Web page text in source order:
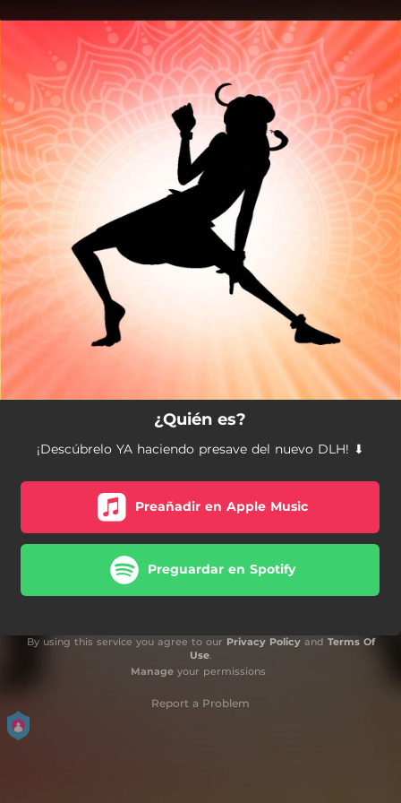
You're all set!
¿Quién es?
¡Descúbrelo YA haciendo presave del nuevo DLH! ⬇
Preañadir en Apple Music
Preguardar en Spotify
By using this service you agree to our Privacy Policyand Terms Of
Use.
Manageyour permissions
Report a Problem